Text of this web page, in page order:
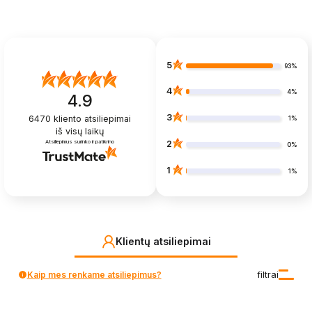
4.9
6470 kliento atsiliepimai
iš visų laikų
Atsiliepimus surinko ir patikrino
5 93%
4 4%
3 1%
2 0%
1 1%
Klientų atsiliepimai
filtrai
Kaip mes renkame atsiliepimus?